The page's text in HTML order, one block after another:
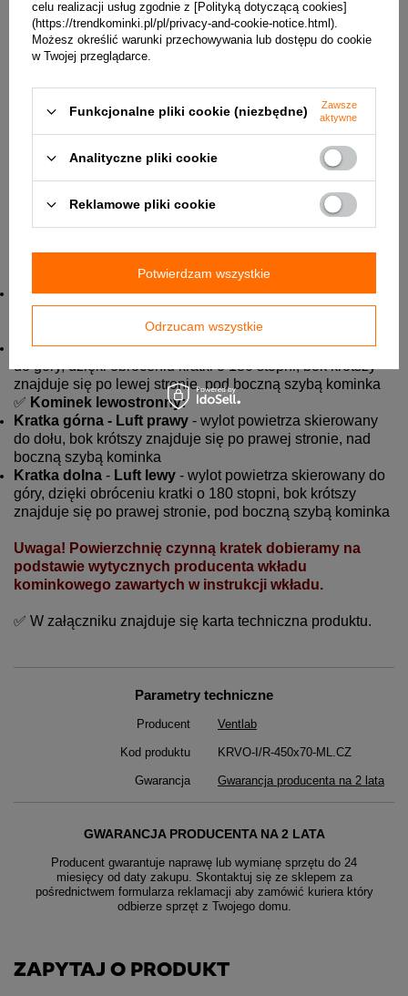
Jak prawidłowo dobrać kratki do obudowy kominka:
Kominek prawostronny:
Kratka górna - Luft lewy- wylot powietrza skierowany do
dołu, bok krótszy znajduje się po lewej stronie, nad boczną
Kratka dolna - Luft prawy- wylot powietrza skierowany
do góry, dzięki obróceniu kratki o 180 stopni, bok krótszy
znajduje się po lewej stronie, pod boczną szybą kominka
✅ Kominek lewostronny:
Kratka górna - Luft prawy - wylot powietrza skierowany
do dołu, bok krótszy znajduje się po prawej stronie, nad
boczną szybą kominka
Kratka dolna - Luft lewy - wylot powietrza skierowany do
góry, dzięki obróceniu kratki o 180 stopni, bok krótszy
znajduje się po prawej stronie, pod boczną szybą kominka
Uwaga! Powierzchnię czynną kratek dobieramy na
podstawie wytycznych producenta wkładu
kominkowego zawartych w instrukcji wkładu.
✅ W załączniku znajduje się karta techniczna produktu.
Parametry techniczne
Producent Ventlab
Kod produktu KRVO-I/R-450x70-ML.CZ
Gwarancja Gwarancja producenta na 2 lata
GWARANCJA PRODUCENTA NA 2 LATA
Producent gwarantuje naprawę lub wymianę sprzętu do 24
miesięcy od daty zakupu. Skontaktuj się ze sklepem za
pośrednictwem formularza reklamacji aby zamówić kuriera który
odbierze sprzęt z Twojego domu.
ZAPYTAJ O PRODUKT
celu realizacji usług zgodnie z [Polityką dotyczącą cookies]
(https://trendkominki.pl/pl/privacy-and-cookie-notice.html).
Możesz określić warunki przechowywania lub dostępu do cookie
w Twojej przeglądarce.
Funkcjonalne pliki cookie (niezbędne)
Zawsze
aktywne
Analityczne pliki cookie
Reklamowe pliki cookie
Odrzucam wszystkie
Potwierdzam wszystkie